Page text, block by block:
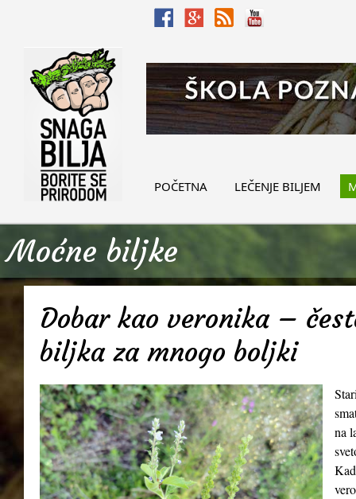
POČETNA LEČENJE BILJEM
Moćne biljke
Dobar kao veronika –
biljka za mnogo boljki
na